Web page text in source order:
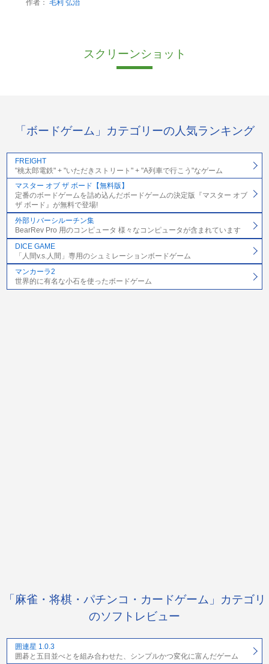
作者： 毛利 弘治
スクリーンショット
「ボードゲーム」カテゴリーの人気ランキング
FREIGHT
"桃太郎電鉄" + "いただきストリート" + "A列車で行こう"なゲーム
マスター オブ ザ ボード【無料版】
定番のボードゲームを詰め込んだボードゲームの決定版『マスター オブ
ザ ボード』が無料で登場!
外部リバーシルーチン集
BearRev Pro 用のコンピュータ 様々なコンピュータが含まれています
DICE GAME
「人間v.s.人間」専用のシュミレーションボードゲーム
マンカーラ2
世界的に有名な小石を使ったボードゲーム
「麻雀・将棋・パチンコ・カードゲーム」カテゴリ
のソフトレビュー
囲連星 1.0.3
囲碁と五目並べとを組み合わせた、シンプルかつ変化に富んだゲーム